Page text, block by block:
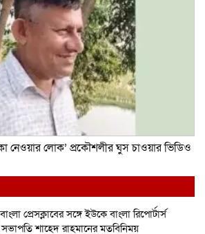
নেওয়ার লোক’ প্রকৌশলীর ঘুস চাওয়ার ভিডিও
প্রেসক্লাবের সঙ্গে ইউকে বাংলা রিপোর্টার্স
সভাপতি শাহেদ রাহমানের মতবিনিময়